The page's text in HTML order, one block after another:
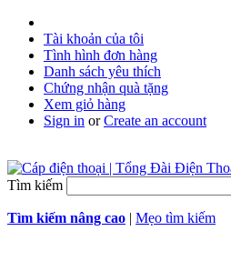
Tài khoản của tôi
Tình hình đơn hàng
Danh sách yêu thích
Chứng nhận quà tặng
Xem giỏ hàng
Sign in orCreate an account
Tìm kiếm
Tìm kiếm nâng cao | Mẹo tìm kiếm